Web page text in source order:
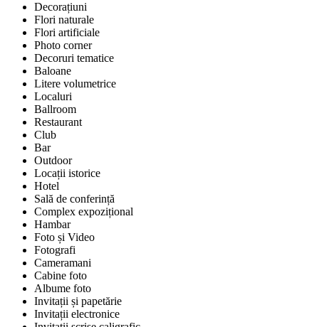
Decorațiuni
Flori naturale
Flori artificiale
Photo corner
Decoruri tematice
Baloane
Litere volumetrice
Localuri
Ballroom
Restaurant
Club
Bar
Outdoor
Locații istorice
Hotel
Sală de conferință
Complex expozițional
Hambar
Foto și Video
Fotografi
Cameramani
Cabine foto
Albume foto
Invitații și papetărie
Invitații electronice